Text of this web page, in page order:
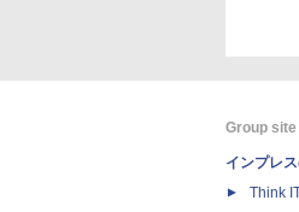
Group
インプレ
Think